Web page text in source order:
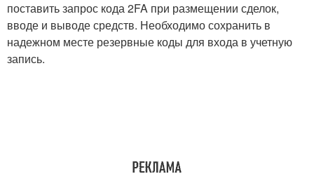
поставить запрос кода 2FA при размещении сделок,
вводе и выводе средств. Необходимо сохранить в
надежном месте резервные коды для входа в учетную
запись.